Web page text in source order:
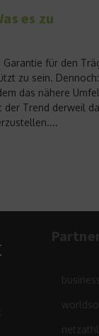
es zu
Garantie für den
zu sein.
das nähere
Trend derweil